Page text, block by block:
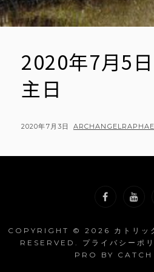
2020年7月5
主日
POSTED
2020年7月3日 BY
COPYRIGHT © 2026 カトリッ
RESERVED. プライバシーポ
PRO BY